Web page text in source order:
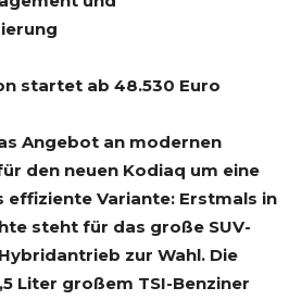
startet ab 48.530 Euro
Angebot an modernen
den neuen Kodiaq um eine
Variante: Erstmals in
steht für das große SUV-
zur Wahl. Die
Liter großem TSI-Benziner